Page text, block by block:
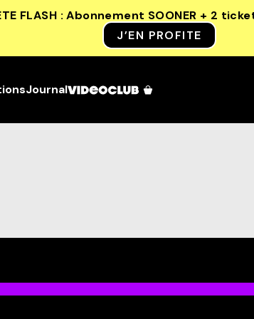
FLASH : Abonnement SOONER + 2
J’EN PROFITE
Journal